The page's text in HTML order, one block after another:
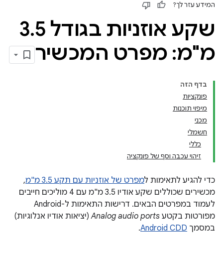
המידע עזר לך?
שקע אוזניות בגודל 3 .5
מ"מ: מפרט המכשיר
בדף הזה
פונקציות
מיפוי תוכנות
מכני
חשמלי
כללי
זיהוי עכבה וסף של פונקציה
כדי להגיע לתאימות למפרט של אוזניות עם תקע 3.5 מ"מ
,
מכשירים שכוללים שקע אודיו 3.5 מ"מ עם 4 מוליכים חייבים
לעמוד במפרטים הבאים. דרישות התאימות ל-Android
מפורטות בקטע Analog audio ports(יציאות אודיו אנלוגיות)
במסמך Android CDD
.